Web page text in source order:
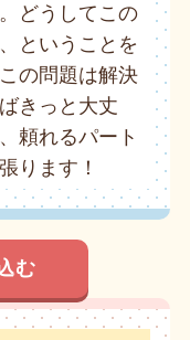
どうしてこの
ということを
の問題は解決
きっと大丈
頼れるパート
ります！
む